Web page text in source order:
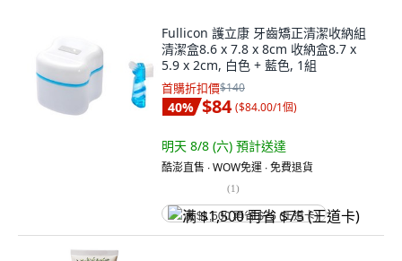
Fullicon 護立康 牙齒矯正清潔收納組
清潔盒8.6 x 7.8 x 8cm 收納盒8.7 x
5.9 x 2cm, 白色 + 藍色, 1組
首購折扣價$140
40% $84 ($84.00/1個)
明天 8/8 (六) 預計送達
酷澎直售 ∙ WOW免運 ∙ 免費退貨
(1)
满 $1,500 再省 $75 (王道卡)